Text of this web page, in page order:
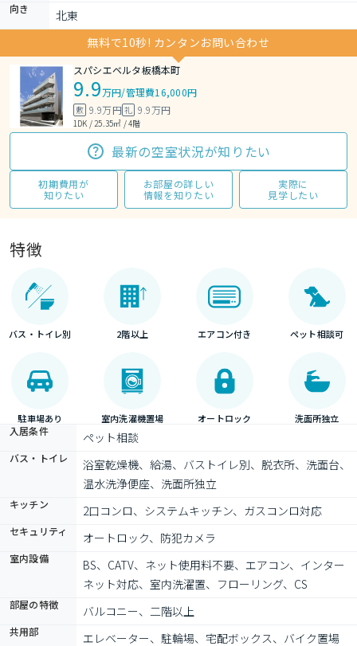
向き
北東
無料で10秒! カンタンお問い合わせ
スパシエベルタ板橋本町
9.9万円/管理費16,000円
敷 9.9万円礼 9.9万円
1DK / 25.35㎡ / 4階
最新の空室状況が知りたい
初期費用が
知りたい
お部屋の詳しい
情報を知りたい
実際に
見学したい
特徴
バス・トイレ別 2階以上 エアコン付き ペット相談可
駐車場あり 室内洗濯機置場 オートロック 洗面所独立
入居条件 ペット相談
バス・トイレ
浴室乾燥機、給湯、バストイレ別、脱衣所、洗面台、
温水洗浄便座、洗面所独立
キッチン 2口コンロ、システムキッチン、ガスコンロ対応
セキュリティ オートロック、防犯カメラ
室内設備
BS、CATV、ネット使用料不要、エアコン、インター
ネット対応、室内洗濯置、フローリング、CS
部屋の特徴 バルコニー、二階以上
共用部 エレベーター、駐輪場、宅配ボックス、バイク置場